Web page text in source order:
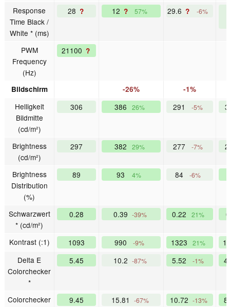
Response
Time Black /
White * (ms)
28 ? 12 ? 57% 29.6 ? -6%
PWM
Frequency
(Hz)
21100 ?
Bildschirm -26% -1%
Helligkeit
Bildmitte
(cd/m²)
306 386 26% 291 -5%
Brightness
(cd/m²)
297 382 29% 277 -7%
Brightness
Distribution
(%)
89 93 4% 84 -6%
Schwarzwert
* (cd/m²)
0.28 0.39 -39% 0.22 21%
Kontrast (:1) 1093 990 -9% 1323 21%
Delta E
Colorchecker
*
5.45 10.2 -87% 5.52 -1%
Colorchecker
9.45 15.81 -67% 10.72 -13%